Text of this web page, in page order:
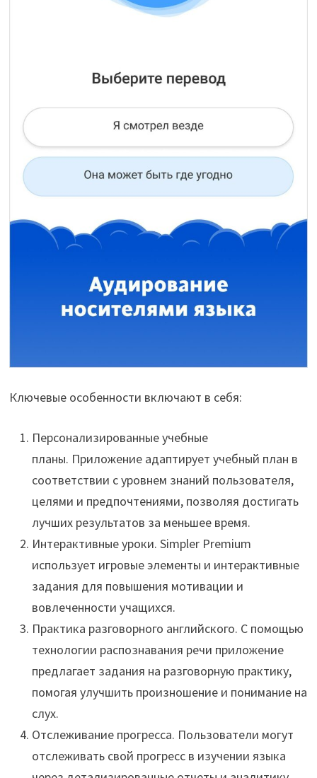
Ключевые особенности включают в себя:
Персонализированные учебные
планы. Приложение адаптирует учебный план в
соответствии с уровнем знаний пользователя,
целями и предпочтениями, позволяя достигать
лучших результатов за меньшее время.
Интерактивные уроки. Simpler Premium
использует игровые элементы и интерактивные
задания для повышения мотивации и
вовлеченности учащихся.
Практика разговорного английского. С помощью
технологии распознавания речи приложение
предлагает задания на разговорную практику,
помогая улучшить произношение и понимание на
слух.
Отслеживание прогресса. Пользователи могут
отслеживать свой прогресс в изучении языка